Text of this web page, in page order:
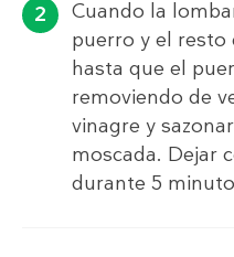
Cuando la
puerro y el
hasta que el
removiendo de
vinagre y
moscada. Dejar
durante 5